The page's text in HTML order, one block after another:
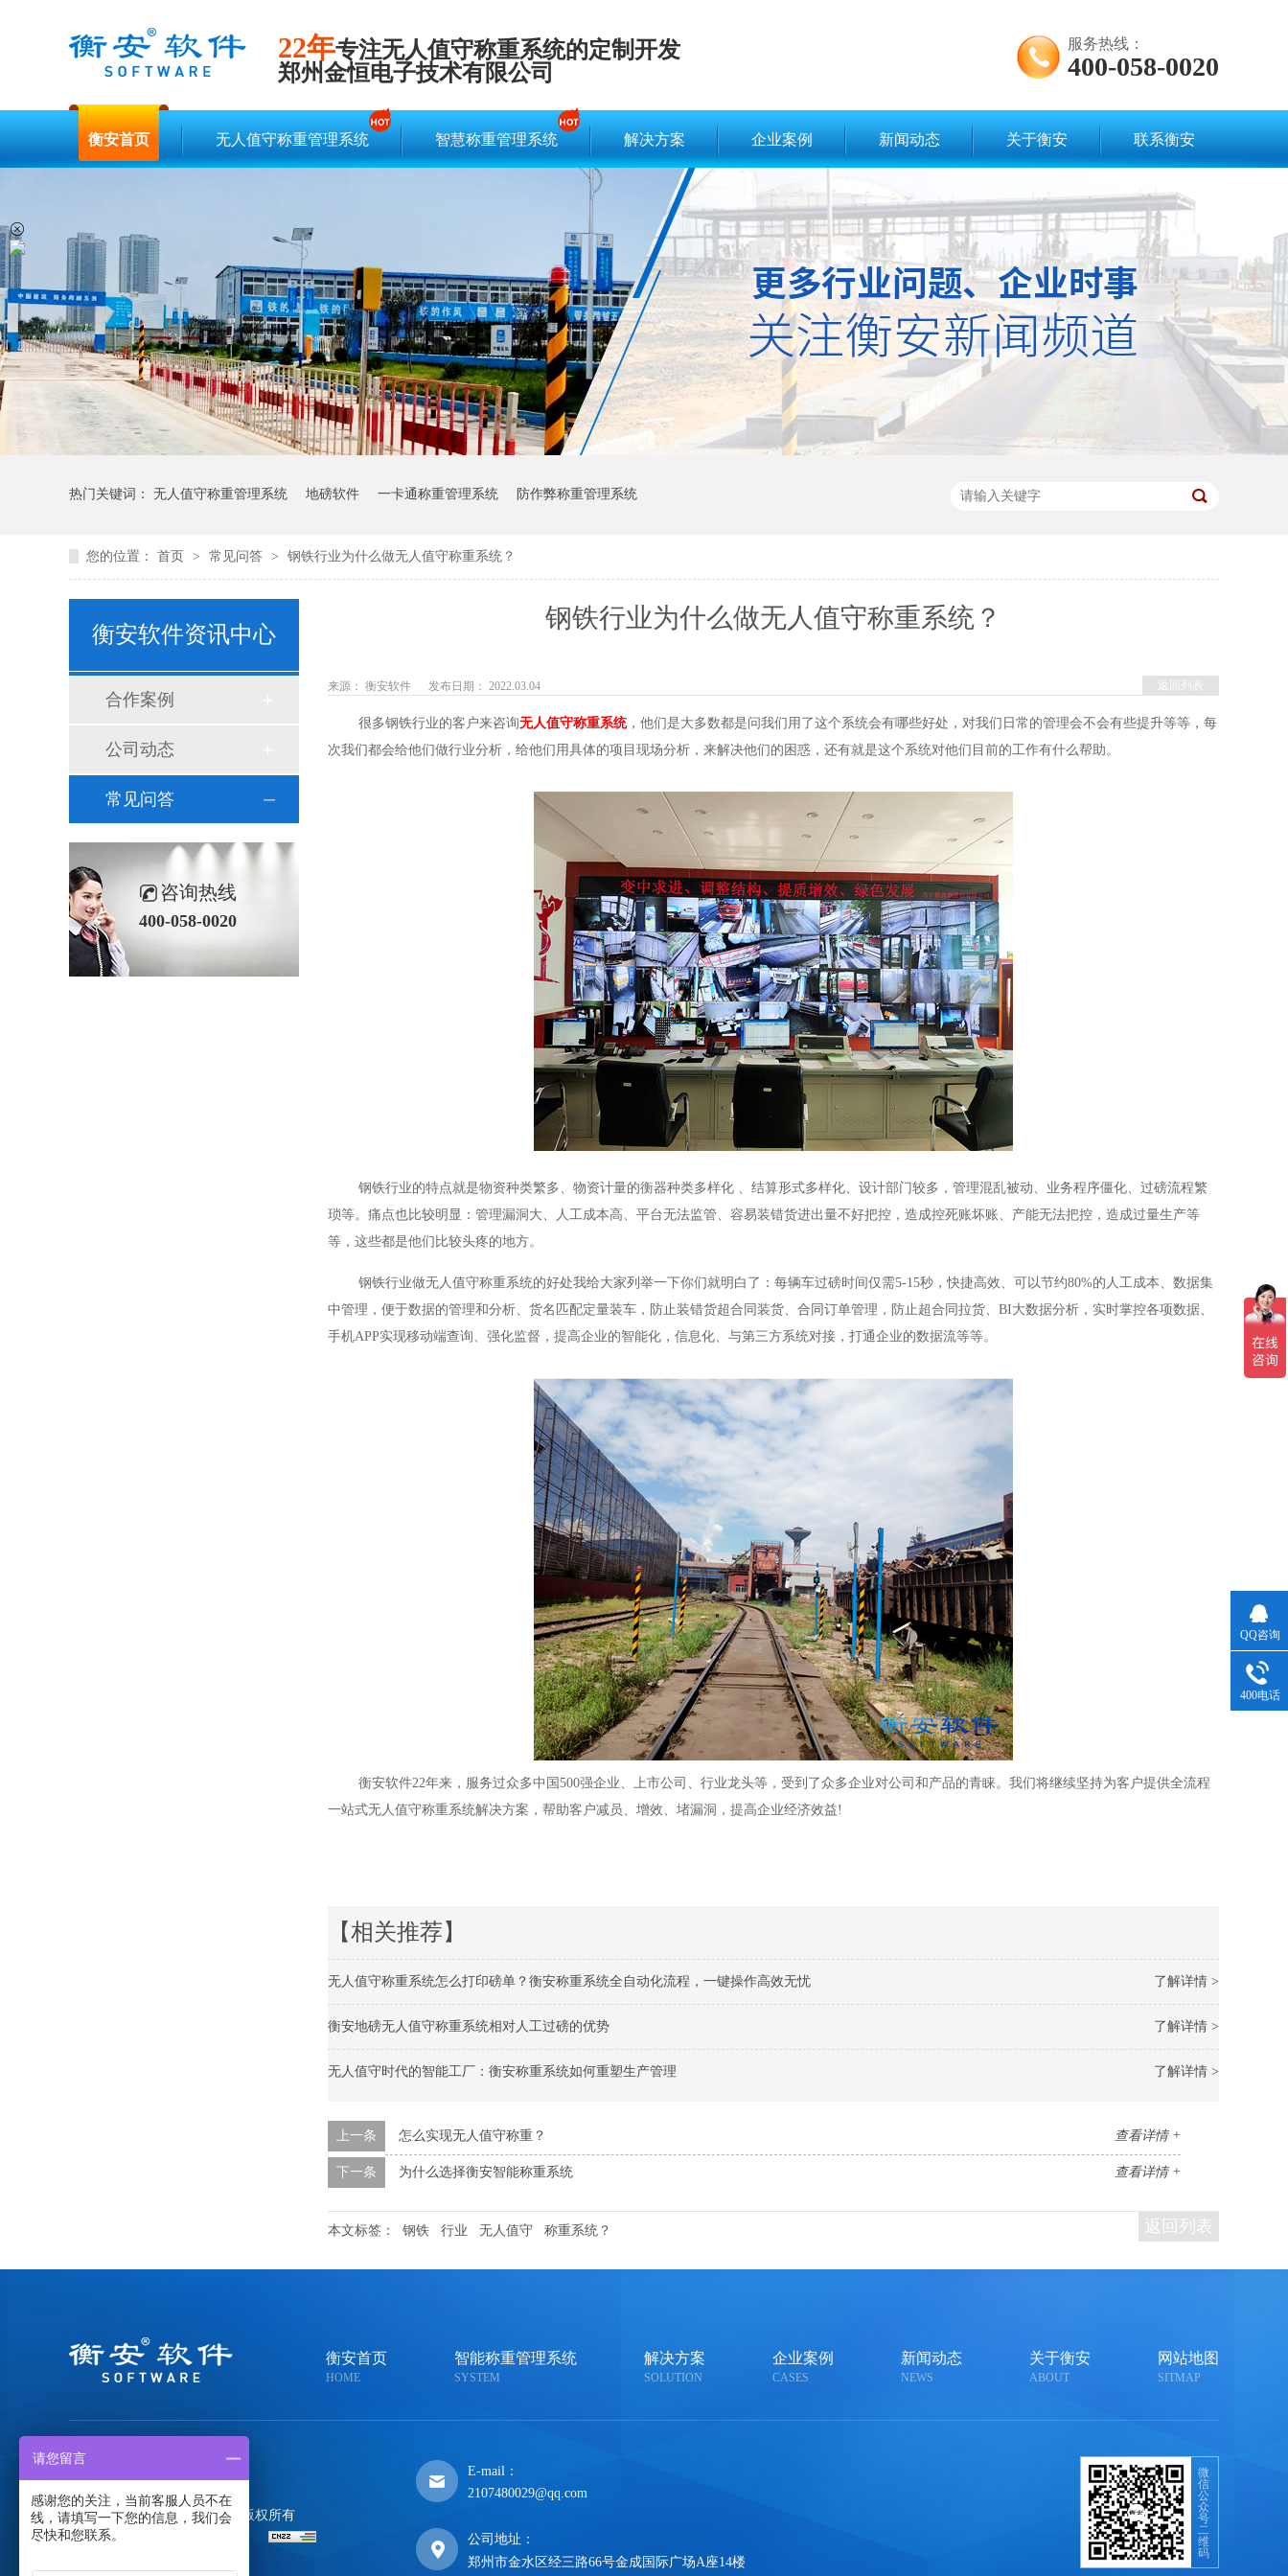
22年专注无人值守称重系统的定制开发
郑州金恒电子技术有限公司
服务热线：
400-058-0020
衡安首页 无人值守称重管理系统 智慧称重管理系统 解决方案 企业案例 新闻动态 关于衡安 联系衡安
热门关键词： 无人值守称重管理系统 地磅软件 一卡通称重管理系统 防作弊称重管理系统
您的位置： 首页 > 常见问答 > 钢铁行业为什么做无人值守称重系统？
钢铁行业为什么做无人值守称重系统？
返回列表
来源： 衡安软件 发布日期： 2022.03.04
很多钢铁行业的客户来咨询无人值守称重系统，他们是大多数都是问我们用了这个系统会有哪些好处，对我们日常的管理会不会有些提升等等，每
次我们都会给他们做行业分析，给他们用具体的项目现场分析，来解决他们的困惑，还有就是这个系统对他们目前的工作有什么帮助。
钢铁行业的特点就是物资种类繁多、物资计量的衡器种类多样化 、结算形式多样化、设计部门较多，管理混乱被动、业务程序僵化、过磅流程繁
琐等。痛点也比较明显：管理漏洞大、人工成本高、平台无法监管、容易装错货进出量不好把控，造成控死账坏账、产能无法把控，造成过量生产等
等，这些都是他们比较头疼的地方。
钢铁行业做无人值守称重系统的好处我给大家列举一下你们就明白了：每辆车过磅时间仅需5-15秒，快捷高效、可以节约80%的人工成本、数据集
中管理，便于数据的管理和分析、货名匹配定量装车，防止装错货超合同装货、合同订单管理，防止超合同拉货、BI大数据分析，实时掌控各项数据、
手机APP实现移动端查询、强化监督，提高企业的智能化，信息化、与第三方系统对接，打通企业的数据流等等。
衡安软件22年来，服务过众多中国500强企业、上市公司、行业龙头等，受到了众多企业对公司和产品的青睐。我们将继续坚持为客户提供全流程
一站式无人值守称重系统解决方案，帮助客户减员、增效、堵漏洞，提高企业经济效益!
【相关推荐】
了解详情 >
无人值守称重系统怎么打印磅单？衡安称重系统全自动化流程，一键操作高效无忧
了解详情 >
衡安地磅无人值守称重系统相对人工过磅的优势
了解详情 >
无人值守时代的智能工厂：衡安称重系统如何重塑生产管理
查看详情 +
上一条 怎么实现无人值守称重？
查看详情 +
下一条 为什么选择衡安智能称重系统
返回列表
本文标签： 钢铁 行业 无人值守 称重系统？
衡安软件资讯中心
合作案例
公司动态
常见问答
咨询热线
400-058-0020
衡安首页
HOME
智能称重管理系统
SYSTEM
解决方案
SOLUTION
企业案例
CASES
新闻动态
NEWS
关于衡安
ABOUT
网站地图
SITMAP
郑州金恒电子技术有限公司
版权所有
备案号：
E-mail：
2107480029@qq.com
公司地址：
郑州市金水区经三路66号金成国际广场A座14楼
微
信
公
众
号
二
维
码
QQ咨询
400电话
请您留言
感谢您的关注，当前客服人员不在
线，请填写一下您的信息，我们会
尽快和您联系。